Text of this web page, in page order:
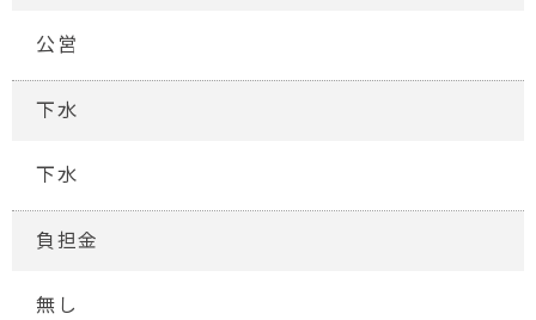
公営
下水
下水
負担金
無し